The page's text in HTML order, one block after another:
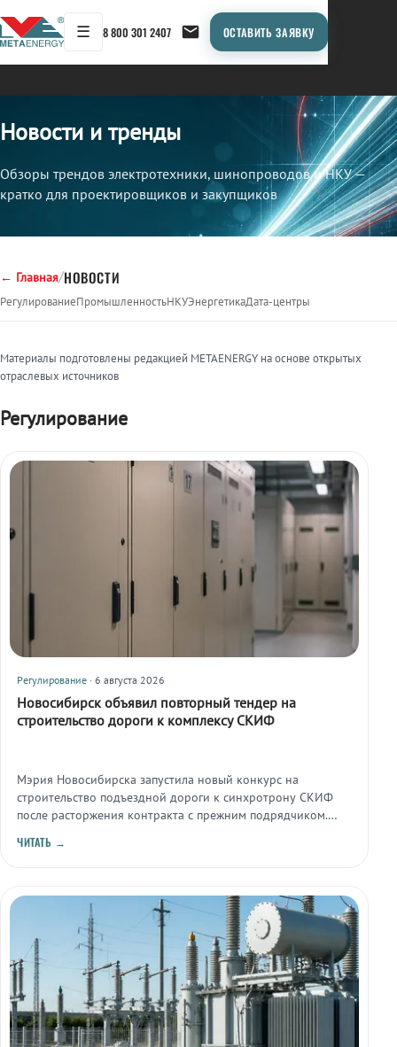
☰ 8 800 301 2407 ОСТАВИТЬ ЗАЯВКУ
Новости и тренды
Обзоры трендов электротехники, шинопроводов и НКУ —
кратко для проектировщиков и закупщиков
← Главная/НОВОСТИ
РегулированиеПромышленностьНКУЭнергетикаДата-центры
Материалы подготовлены редакцией METAENERGY на основе открытых
отраслевых источников
Регулирование
Регулирование · 6 августа 2026
Новосибирск объявил повторный тендер на
строительство дороги к комплексу СКИФ
Мэрия Новосибирска запустила новый конкурс на
строительство подъездной дороги к синхротрону СКИФ
после расторжения контракта с прежним подрядчиком.
ЧИТАТЬ →